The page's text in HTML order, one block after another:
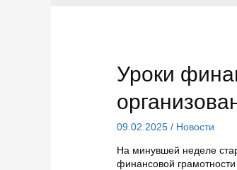
Уроки
09.02.2025 / Новости
На минувшей неделе
финансовой